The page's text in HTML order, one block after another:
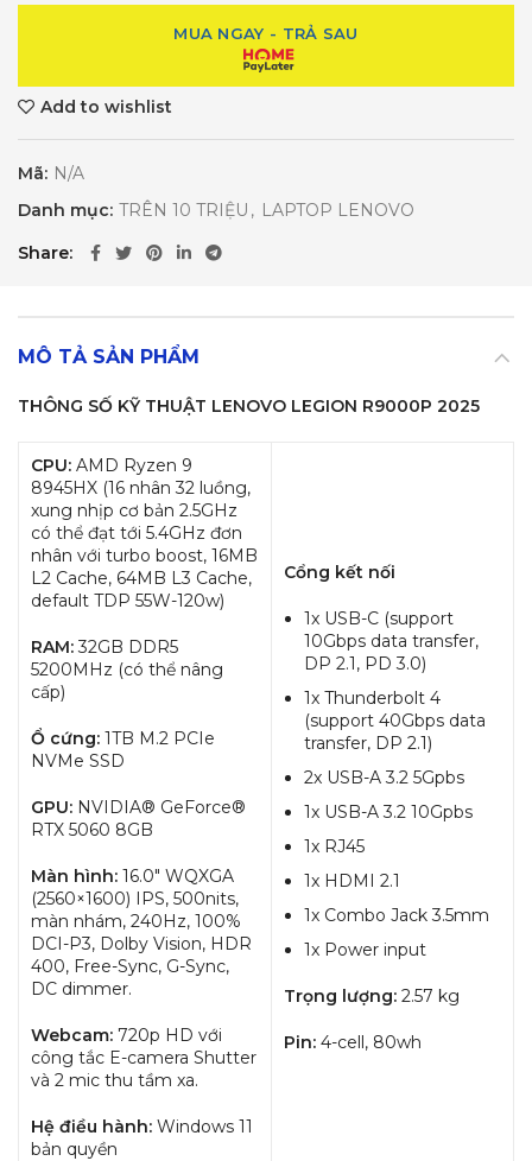
MUA NGAY - TRẢ SAU
Add to wishlist
Mã: N/A
Danh mục: TRÊN 10 TRIỆU , LAPTOP LENOVO
Share
MÔ TẢ SẢN PHẨM
THÔNG SỐ KỸ THUẬT LENOVO LEGION R9000P 2025
CPU: AMD Ryzen 9
8945HX (16 nhân 32 luồng,
xung nhịp cơ bản 2.5GHz
có thể đạt tới 5.4GHz đơn
nhân với turbo boost, 16MB
L2 Cache, 64MB L3 Cache,
default TDP 55W-120w)
RAM:32GB DDR5
5200MHz (có thể nâng
cấp)
Ổ cứng: 1TB M.2 PCIe
NVMe SSD
GPU: NVIDIA® GeForce®
RTX 5060 8GB
Màn hình: 16.0″ WQXGA
(2560×1600) IPS, 500nits,
màn nhám, 240Hz, 100%
DCI-P3, Dolby Vision, HDR
400, Free-Sync, G-Sync,
DC dimmer.
Webcam: 720p HD với
công tắc E-camera Shutter
và 2 mic thu tầm xa.
Hệ điều hành: Windows 11
bản quyền
Cổng kết nối
1x USB-C (support
10Gbps data transfer,
DP 2.1, PD 3.0)
1x Thunderbolt 4
(support 40Gbps data
transfer, DP 2.1)
2x USB-A 3.2 5Gpbs
1x USB-A 3.2 10Gpbs
1x RJ45
1x HDMI 2.1
1x Combo Jack 3.5mm
1x Power input
Trọng lượng: 2.57 kg
Pin: 4-cell, 80wh